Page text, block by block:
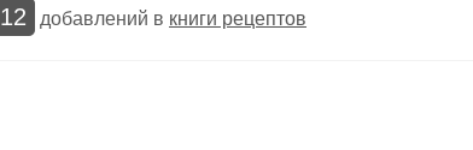
12 добавлений в книги рецептов